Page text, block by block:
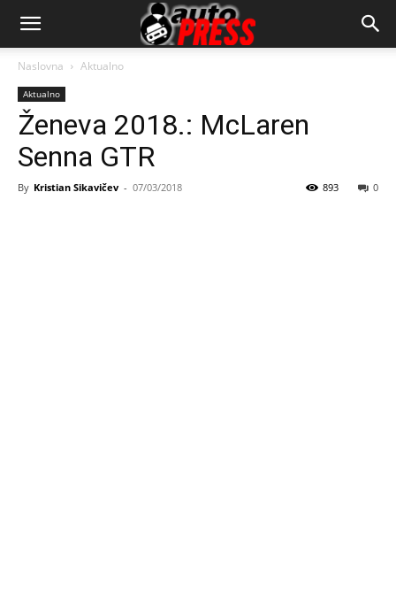
AutopressHR
Naslovna Aktualno
Aktualno
Ženeva 2018.: McLaren
Senna GTR
By Kristian Sikavičev - 07/03/2018 0
893